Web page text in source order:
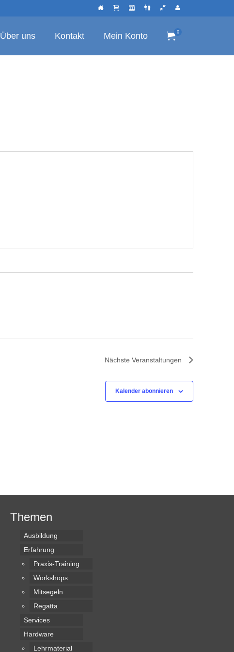
Über uns Kontakt Mein Konto 0
Nächste Veranstaltungen
Kalender abonnieren
Themen
Ausbildung
Erfahrung
Praxis-Training
Workshops
Mitsegeln
Regatta
Services
Hardware
Lehrmaterial